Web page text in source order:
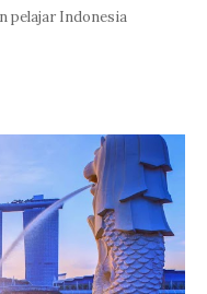
pelajar Indonesia